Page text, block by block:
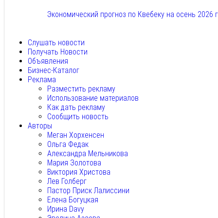
Экономический прогноз по Квебеку на осень 2026
Слушать новости
Получать Новости
Объявления
Бизнес-Каталог
Реклама
Разместить рекламу
Использование материалов
Как дать рекламу
Сообщить новость
Авторы
Меган Хорхенсен
Ольга Федак
Александра Мельникова
Мария Золотова
Виктория Христова
Лев Голберг
Пастор Приск Лалиссини
Елена Богуцкая
Ирина Davy